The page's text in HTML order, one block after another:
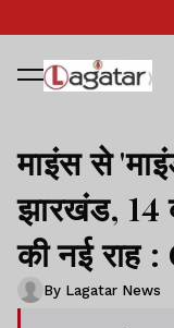
माइंस से
झारखंड, 14
की नई राह
By Lagatar News